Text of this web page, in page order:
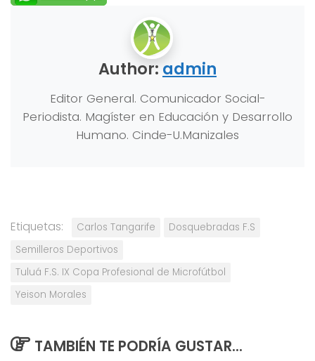
Author: admin
Editor General. Comunicador Social-
Periodista. Magíster en Educación y Desarrollo
Humano. Cinde-U.Manizales
Etiquetas: Carlos Tangarife
Dosquebradas F.S
Semilleros Deportivos
Tuluá F.S. IX Copa Profesional de Microfútbol
Yeison Morales
TAMBIÉN TE PODRÍA GUSTAR...